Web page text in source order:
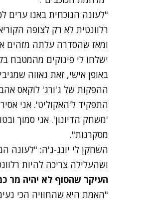
"לעונה הנוכחית באנו ערים
רלוונטית לא רק לצופה
ומאז שהסדרה עלתה מזהים
ישלחו לי פינוקים מהמטבח
באופן אישי, זאת גאווה
ההפקות של ג'ורג' לוקאס
התפקיד ל'האקוליט'. אני
'משחק הדיונון'. אני סמוך
מסקרנות".
השחקן לי יונג-ג'ה: "לעונה
ושהעלילה צריכה להיות
העיקר שהסוף לא יהיה מר
"האמת היא שהחוויה הכי